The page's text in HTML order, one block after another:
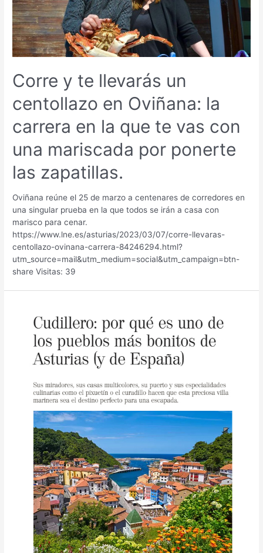
Corre y te llevarás un
centollazo en Oviñana: la
carrera en la que te vas con
una mariscada por ponerte
las zapatillas.
Oviñana reúne el 25 de marzo a centenares de corredores en
una singular prueba en la que todos se irán a casa con
marisco para cenar.
https://www.lne.es/asturias/2023/03/07/corre-llevaras-
centollazo-ovinana-carrera-84246294.html?
utm_source=mail&utm_medium=social&utm_campaign=btn-
share Visitas: 39